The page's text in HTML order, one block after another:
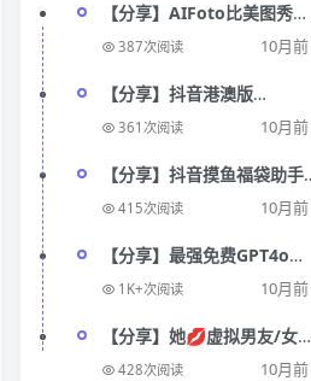
【分享】AIFoto比美图秀秀
更好用🔥Ai修图 Ai脱衣服🔥
387次阅读 10月前
【分享】抖音港澳版
32.2.21⭕绿色精简⭕🈚广
361次阅读 10月前
【分享】抖音摸鱼福袋助手
🧧自动评论养号🧧抢红包福
415次阅读 10月前
【分享】最强免费GPT4o支
持AI绘画🔥问答无限制🔥
1K+次阅读 10月前
【分享】她💋虚拟男友/女友
😘情感伴侣✨🈚内容限制聊
428次阅读 10月前